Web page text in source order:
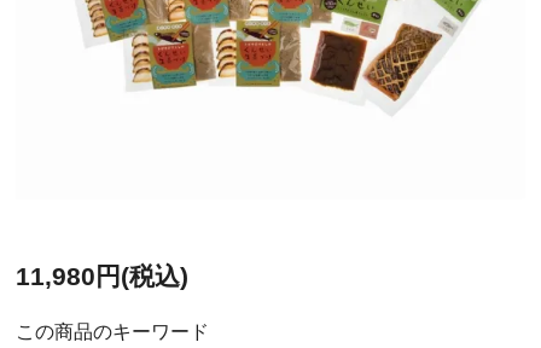
11,980円(税込)
この商品のキーワード